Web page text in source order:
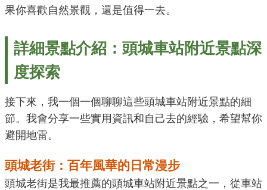
果你喜歡自然景觀，還是值得一去。
詳細景點介紹：頭城車站附近景點深
度探索
接下來，我一個一個聊聊這些頭城車站附近景點的細
節。我會分享一些實用資訊和自己去的經驗，希望幫你
避開地雷。
頭城老街：百年風華的日常漫步
頭城老街是我最推薦的頭城車站附近景點之一，從車站